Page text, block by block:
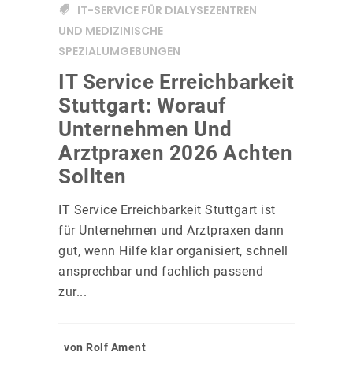
IT-SERVICE FÜR DIALYSEZENTREN
UND MEDIZINISCHE
SPEZIALUMGEBUNGEN
IT Service Erreichbarkeit
Stuttgart: Worauf
Unternehmen Und
Arztpraxen 2026 Achten
Sollten
IT Service Erreichbarkeit Stuttgart ist
für Unternehmen und Arztpraxen dann
gut, wenn Hilfe klar organisiert, schnell
ansprechbar und fachlich passend
zur...
von Rolf Ament